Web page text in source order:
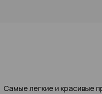
Самые легкие и красивые